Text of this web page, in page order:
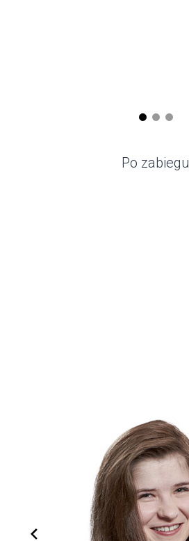
Po zabiegu